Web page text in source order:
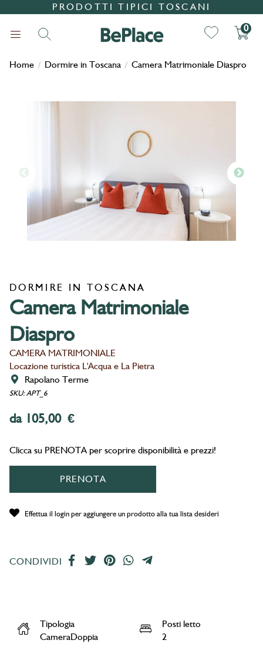
PRODOTTI TIPICI TOSCANI
0
Home / Dormire in Toscana / Camera Matrimoniale Diaspro
DORMIRE IN TOSCANA
Camera Matrimoniale
Diaspro
CAMERA MATRIMONIALE
Locazione turistica L'Acqua e La Pietra
Rapolano Terme
SKU: APT_6
da 105,00 €
Clicca su PRENOTA per scoprire disponibilità e prezzi!
PRENOTA
Effettua il login per aggiungere un prodotto alla tua lista desideri
CONDIVIDI
Tipologia
CameraDoppia
Posti letto
2